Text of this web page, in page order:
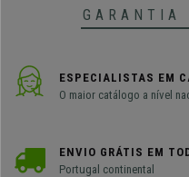
GARANTIA
ESPECIALISTAS EM
O maior catálogo a nível
ENVIO GRÁTIS EM
Portugal continental